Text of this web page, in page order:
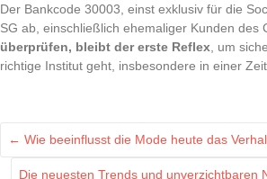
Der Bankcode 30003, einst exklusiv für die
SG ab, einschließlich ehemaliger Kunden des
überprüfen, bleibt der erste Reflex , um
richtige Institut geht, insbesondere in einer
← Wie beeinflusst die Mode heute das
Die neuesten Trends und unverzichtbaren